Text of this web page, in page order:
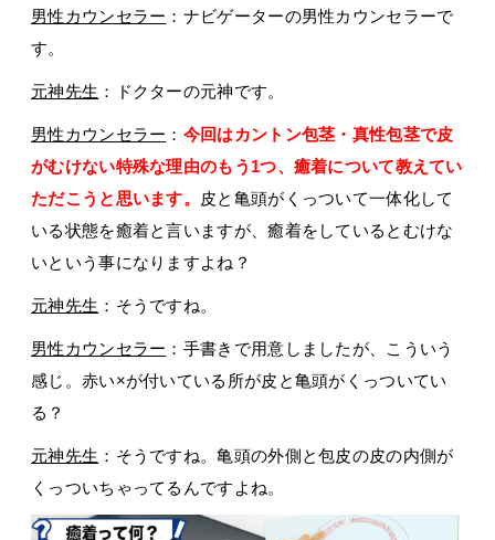
男性カウンセラー ：ナビゲーターの男性カウンセラーで
す。
元神先生 ：ドクターの元神です。
男性カウンセラー ： 今回はカントン包茎・真性包茎で皮
がむけない特殊な理由のもう1つ、癒着について教えてい
ただこうと思います。
皮と亀頭がくっついて一体化して
いる状態を癒着と言いますが、癒着をしているとむけな
いという事になりますよね？
元神先生 ：そうですね。
男性カウンセラー ：手書きで用意しましたが、こういう
感じ。赤い×が付いている所が皮と亀頭がくっついてい
る？
元神先生 ：そうですね。亀頭の外側と包皮の皮の内側が
くっついちゃってるんですよね。